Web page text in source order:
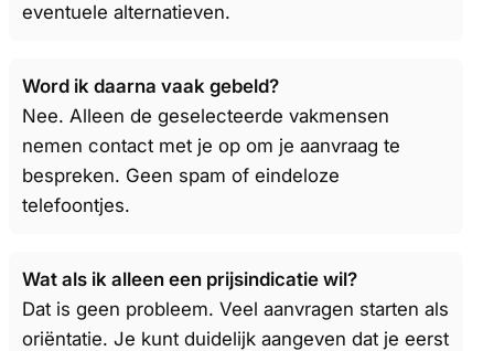
eventuele alternatieven.
Word ik daarna vaak gebeld?
Nee. Alleen de geselecteerde vakmensen
nemen contact met je op om je aanvraag te
bespreken. Geen spam of eindeloze
telefoontjes.
Wat als ik alleen een prijsindicatie wil?
Dat is geen probleem. Veel aanvragen starten als
oriëntatie. Je kunt duidelijk aangeven dat je eerst